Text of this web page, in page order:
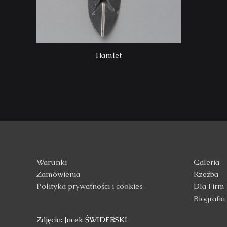
Hamlet
Warunki
Zamówienia
Polityka prywatności i cookies
Zdjęcia: Jacek ŚWIDERSKI
Galeria
Rzeźba
Dla Firm
Biografia